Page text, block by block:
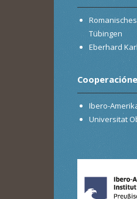
Tübingen
Eberhard
Ibero-
Universitat